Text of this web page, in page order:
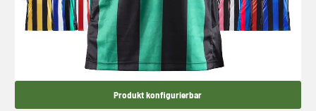
Produkt konfigurierbar